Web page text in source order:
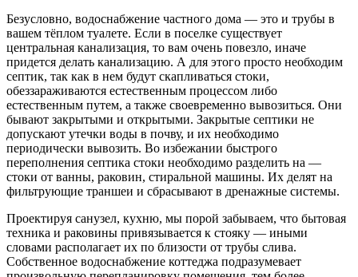
Безусловно, водоснабжение частного дома — это и трубы в
вашем тёплом туалете. Если в поселке существует
центральная канализация, то вам очень повезло, иначе
придется делать канализацию. А для этого просто необходим
септик, так как в нем будут скапливаться стоки,
обеззараживаются естественным процессом либо
естественным путем, а также своевременно вывозиться. Они
бывают закрытыми и открытыми. Закрытые септики не
допускают утечки воды в почву, и их необходимо
периодически вывозить. Во избежании быстрого
переполнения септика стоки необходимо разделить на —
стоки от ванны, раковин, стиральной машины. Их делят на
фильтрующие траншеи и сбрасывают в дренажные системы.
Проектируя санузел, кухню, мы порой забываем, что бытовая
техника и раковины привязывается к стояку — иными
словами располагает их по близости от трубы слива.
Собственное водоснабжение коттеджа подразумевает